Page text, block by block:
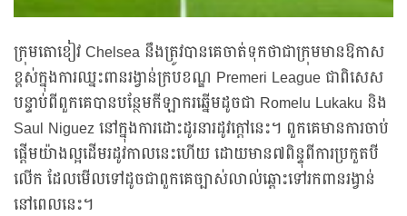
ក្រុមតោខៀវ Chelsea នឹងត្រូវបានគេចាត់ទុកថាជាក្រុមមានឱកាស
ខ្ពស់ក្នុងការឈ្នះពានរង្វាន់ក្របខណ្ឌ Premeri League ជាពិសេស
បន្ទាប់ពីពួកគេបានបន្ថែមកីឡាករឆ្នើមដូចជា Romelu Lukaku និង
Saul Niguez នៅក្នុងការដោះដូរនារដូវក្តៅនេះ។ ពួកគេមានការចាប់
ផ្តើមយ៉ាងល្អដើមរដូវកាលនេះហើយ ដោយមាន៧ពិន្ទុពីការប្រកួតបី
លើក ដែលមើលទៅដូចជាពួកគេច្បាស់លាល់ឆ្ពោះទៅរកពានរង្វាន់
នៅពេលនេះ។